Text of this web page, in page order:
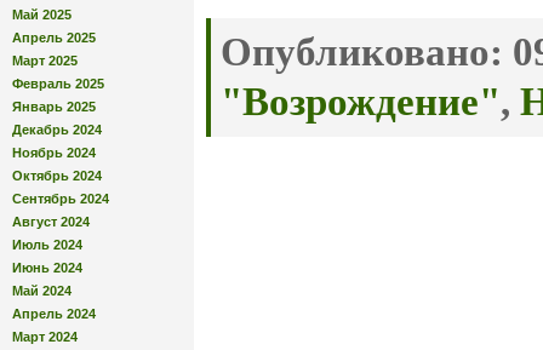
Май 2025
Апрель 2025
Март 2025
Февраль 2025
Январь 2025
Декабрь 2024
Ноябрь 2024
Октябрь 2024
Сентябрь 2024
Август 2024
Июль 2024
Июнь 2024
Май 2024
Апрель 2024
Март 2024
Опубликовано:
"Возрождение",